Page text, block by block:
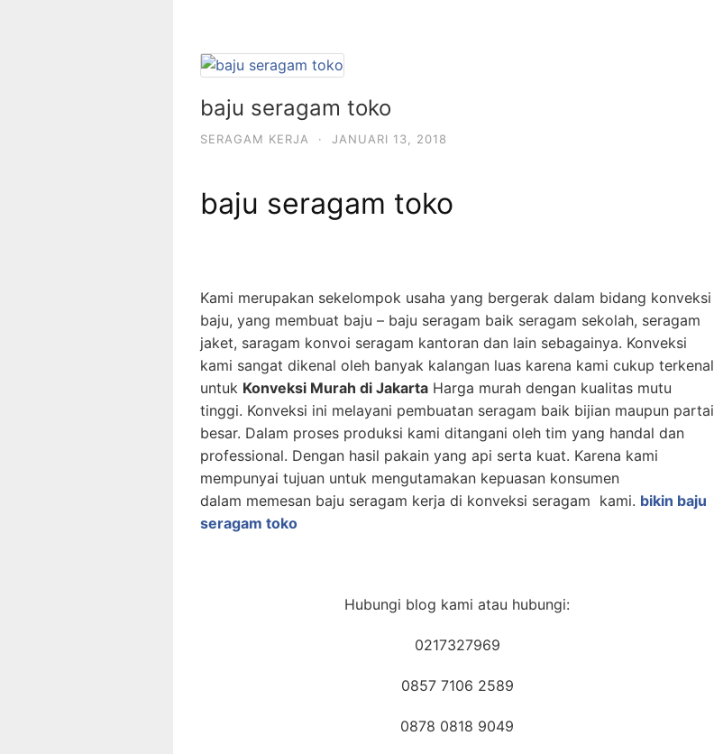
baju seragam toko
SERAGAM KERJA · JANUARI 13, 2018
baju seragam toko
Kami merupakan sekelompok usaha yang bergerak dalam bidang konveksi
baju, yang membuat baju – baju seragam baik seragam sekolah, seragam
jaket, saragam konvoi seragam kantoran dan lain sebagainya. Konveksi
kami sangat dikenal oleh banyak kalangan luas karena kami cukup terkenal
untuk Konveksi Murah di Jakarta Harga murah dengan kualitas mutu
tinggi. Konveksi ini melayani pembuatan seragam baik bijian maupun partai
besar. Dalam proses produksi kami ditangani oleh tim yang handal dan
professional. Dengan hasil pakain yang api serta kuat. Karena kami
mempunyai tujuan untuk mengutamakan kepuasan konsumen
dalam memesan baju seragam kerja di konveksi seragam kami. bikin baju
seragam toko
Hubungi blog kami atau hubungi:
0217327969
0857 7106 2589
0878 0818 9049